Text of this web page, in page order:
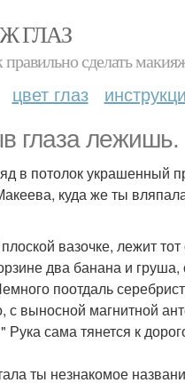
ГЛАЗ
сделать
цвет глаз
глаза лежишь.
в потолок
куда же ты
вазочке, лежит
два банана и груша,
поотдаль
с выносной магнитной
сама тянется к
ты незнакомое